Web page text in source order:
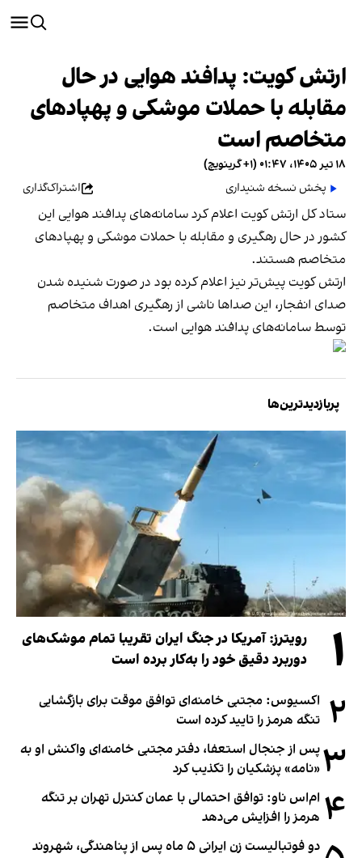
ارتش کویت: پدافند هوایی در حال
مقابله با حملات موشکی و پهپادهای
متخاصم است
۱۸ تیر ۱۴۰۵، ۰۱:۴۷ (‎+۱ گرینویچ)
پخش نسخه شنیداری
اشتراک‌گذاری
ستاد کل ارتش کویت اعلام کرد سامانه‌های پدافند هوایی این
کشور در حال رهگیری و مقابله با حملات موشکی و پهپادهای
متخاصم هستند.
ارتش کویت پیش‌تر نیز اعلام کرده بود در صورت شنیده شدن
صدای انفجار، این صداها ناشی از رهگیری اهداف متخاصم
توسط سامانه‌های پدافند هوایی است.
پربازدیدترین‌ها
۱
رویترز: آمریکا در جنگ ایران تقریبا تمام موشک‌های
دوربرد دقیق خود را به‌کار برده است
۲ اکسیوس: مجتبی خامنه‌ای توافق موقت برای بازگشایی
تنگه هرمز را تایید کرده است
۳پس از جنجال استعفا، دفتر مجتبی خامنه‌ای واکنش او به
«نامه» پزشکیان را تکذیب کرد
۴ ام‌اس ناو: توافق احتمالی با عمان کنترل تهران بر تنگه
هرمز را افزایش می‌دهد
دو فوتبالیست زن ایرانی ۵ ماه پس از پناهندگی، شهروند